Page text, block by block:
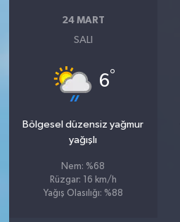
24 MART
SALI
6°
Bölgesel düzensiz yağmur
yağışlı
Nem: %68
Rüzgar: 16 km/h
Yağış Olasılığı: %88